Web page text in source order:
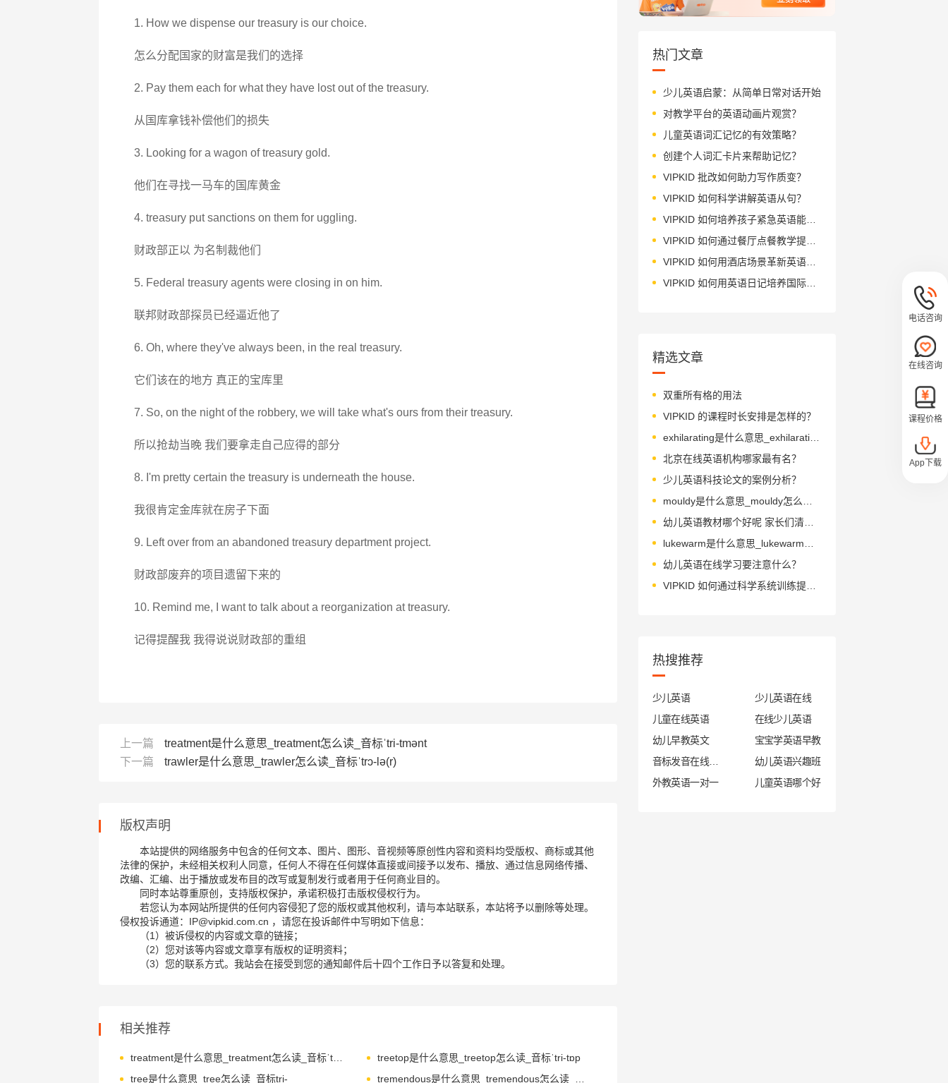
1. How we dispense our treasury is our choice.
怎么分配国家的财富是我们的选择
2. Pay them each for what they have lost out of the treasury.
从国库拿钱补偿他们的损失
3. Looking for a wagon of treasury gold.
他们在寻找一马车的国库黄金
4. treasury put sanctions on them for uggling.
财政部正以 为名制裁他们
5. Federal treasury agents were closing in on him.
联邦财政部探员已经逼近他了
6. Oh, where they've always been, in the real treasury.
它们该在的地方 真正的宝库里
7. So, on the night of the robbery, we will take what's ours from their treasury.
所以抢劫当晚 我们要拿走自己应得的部分
8. I'm pretty certain the treasury is underneath the house.
我很肯定金库就在房子下面
9. Left over from an abandoned treasury department project.
财政部废弃的项目遗留下来的
10. Remind me, I want to talk about a reorganization at treasury.
记得提醒我 我得说说财政部的重组
上一篇
treatment是什么意思_treatment怎么读_音标ˈtri-tmənt
下一篇
trawler是什么意思_trawler怎么读_音标ˈtrɔ-lə(r)
版权声明
本站提供的网络服务中包含的任何文本、图片、图形、音视频等原创性内容和资料均受版权、商标或其他
法律的保护，未经相关权利人同意，任何人不得在任何媒体直接或间接予以发布、播放、通过信息网络传播、
改编、汇编、出于播放或发布目的改写或复制发行或者用于任何商业目的。
同时本站尊重原创，支持版权保护，承诺积极打击版权侵权行为。
若您认为本网站所提供的任何内容侵犯了您的版权或其他权利，请与本站联系，本站将予以删除等处理。
侵权投诉通道：IP@vipkid.com.cn ，请您在投诉邮件中写明如下信息：
（1）被诉侵权的内容或文章的链接；
（2）您对该等内容或文章享有版权的证明资料；
（3）您的联系方式。我站会在接受到您的通知邮件后十四个工作日予以答复和处理。
相关推荐
treatment是什么意思_treatment怎么读_音标ˈtri-tmənt
treetop是什么意思_treetop怎么读_音标ˈtri-tɒp
tree是什么意思_tree怎么读_音标tri-
热门文章
少儿英语启蒙：从简单日常对话开始
对教学平台的英语动画片观赏？
儿童英语词汇记忆的有效策略？
创建个人词汇卡片来帮助记忆？
VIPKID 批改如何助力写作质变？
VIPKID 如何科学讲解英语从句？
VIPKID 如何培养孩子紧急英语能力？
VIPKID 如何通过餐厅点餐教学提升少儿英语应用能力？
VIPKID 如何用酒店场景革新英语教学？
VIPKID 如何用英语日记培养国际化人才？
精选文章
双重所有格的用法
VIPKID 的课程时长安排是怎样的？
exhilarating是什么意思_exhilarating怎么读_音标ɪgˈzɪləreɪtɪŋ
北京在线英语机构哪家最有名？
少儿英语科技论文的案例分析？
幼儿英语教材哪个好呢 家长们清楚吗
幼儿英语在线学习要注意什么？
VIPKID 如何通过科学系统训练提升英语新闻听力能力？
热搜推荐
少儿英语
少儿英语在线
儿童在线英语
在线少儿英语
幼儿早教英文
宝宝学英语早教
幼儿英语兴趣班
外教英语一对一
儿童英语哪个好
电话咨询
在线咨询
课程价格
App下载